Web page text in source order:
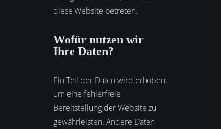
diese Website betreten.
Wofür nutzen wir
Ihre Daten?
Ein Teil der Daten wird erhoben,
um eine fehlerfreie
Bereitstellung der Website zu
gewährleisten. Andere Daten